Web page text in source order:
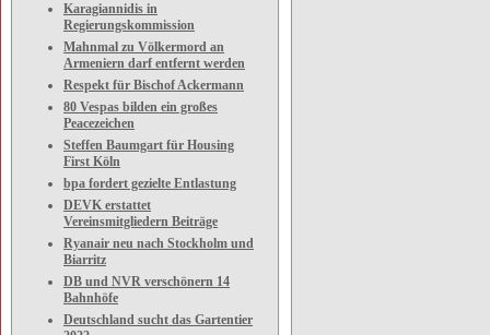
Karagiannidis in
Regierungskommission
Mahnmal zu Völkermord an
Armeniern darf entfernt werden
Respekt für Bischof Ackermann
80 Vespas bilden ein großes
Peacezeichen
Steffen Baumgart für Housing
First Köln
bpa fordert gezielte Entlastung
DEVK erstattet
Vereinsmitgliedern Beiträge
Ryanair neu nach Stockholm und
Biarritz
DB und NVR verschönern 14
Bahnhöfe
Deutschland sucht das Gartentier